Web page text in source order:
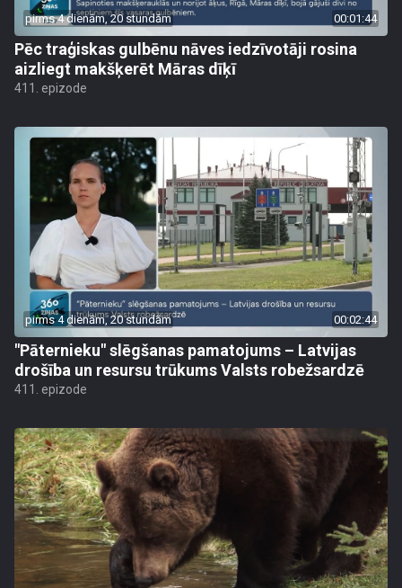
pirms 4 dienām, 20 stundām 00:01:44
Pēc traģiskas gulbēnu nāves iedzīvotāji rosina
aizliegt makšķerēt Māras dīķī
411. epizode
pirms 4 dienām, 20 stundām 00:02:44
"Pāternieku" slēgšanas pamatojums – Latvijas
drošība un resursu trūkums Valsts robežsardzē
411. epizode